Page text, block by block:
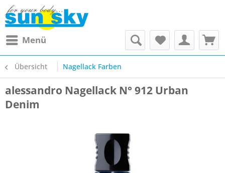
Menü
Übersicht Nagellack Farben
alessandro Nagellack N° 912 Urban
Denim